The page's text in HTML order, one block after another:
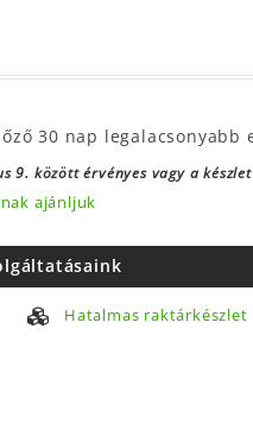
30 nap legalacsonyabb
9. között érvényes vagy a
ajánljuk
Hatalmas raktárkészlet